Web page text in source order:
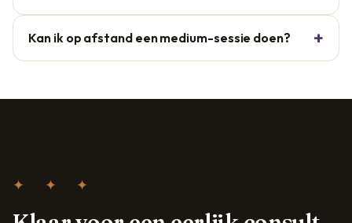
Kan ik op afstand een medium-sessie doen?
✦ ✦ ✦